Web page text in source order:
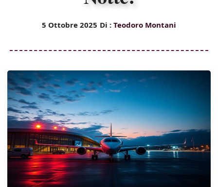
5 Ottobre 2025 Di : Teodoro Montani